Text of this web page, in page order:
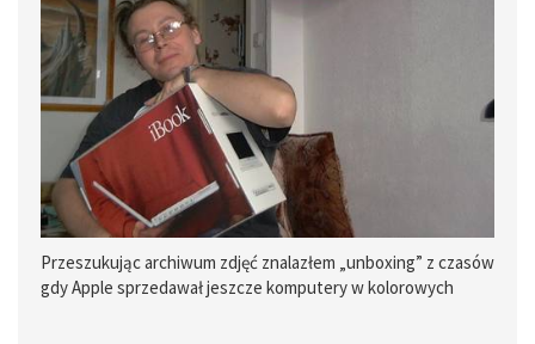
Przeszukując archiwum zdjęć znalazłem „unboxing” z czasów
gdy Apple sprzedawał jeszcze komputery w kolorowych